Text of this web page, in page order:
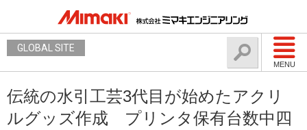
MENU
GLOBAL SITE
伝統の水引工芸3代目が始めたアクリ
ルグッズ作成 プリンタ保有台数中四